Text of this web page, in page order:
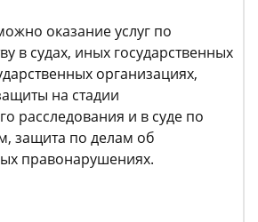
оказание услуг по
в судах, иных государственных
организациях,
на стадии
расследования и в суде по
защита по делам об
правонарушениях.